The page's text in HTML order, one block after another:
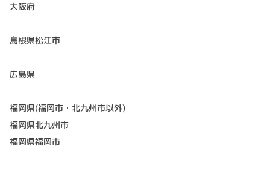
大阪府
島根県松江市
広島県
福岡県(福岡市・北九州市以外)
福岡県北九州市
福岡県福岡市